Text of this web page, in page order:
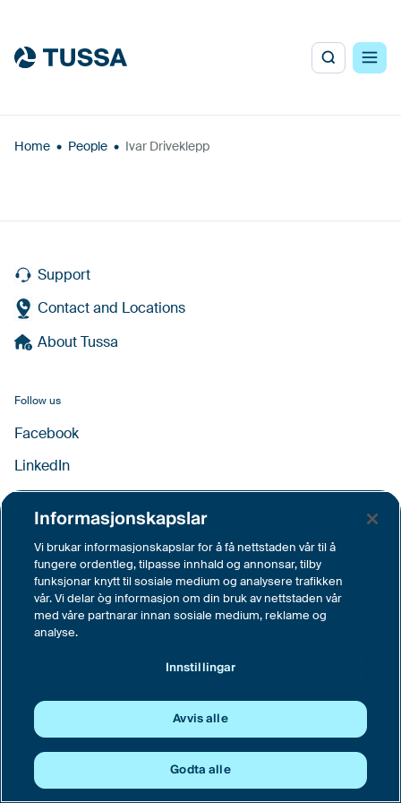
Home • People • Ivar Driveklepp
Support
Contact and Locations
About Tussa
Follow us
Facebook
LinkedIn
YouTube
Instagram
Vimeo
Innstillingar
© Tussa Kraft AS, Langemyra 6, 6160 Hovdebygda
Informasjonskapslar
Vi brukar informasjonskapslar for å få nettstaden vår til å
fungere ordentleg, tilpasse innhald og annonsar, tilby
funksjonar knytt til sosiale medium og analysere trafikken
vår. Vi delar òg informasjon om din bruk av nettstaden vår
med våre partnarar innan sosiale medium, reklame og
analyse.
Innstillingar
Avvis alle
Godta alle